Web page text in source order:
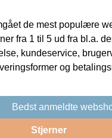
de mest populære
fra 1 til 5 ud fra bl.a.
kundeservice,
og
Bedst anmeldte
Stjerner